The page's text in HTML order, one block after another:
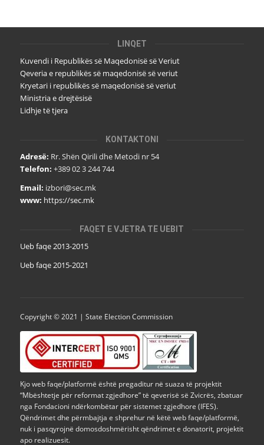
LINQET
Kuvendi i Republikës së Maqedonisë së Veriut
Qeveria e republikës së maqedonisë së veriut
Kryetari i republikës së maqedonisë së veriut
Ministria e drejtësisë
Lidhje të tjera
KONTAKTONI
Adresë: Rr. Shën Qirili dhe Metodi nr 54
Telefon: +389 02 3 244 744
Email: izbori@sec.mk
www: https://sec.mk
FAQET E VJETRA TË UEBIT
Ueb faqe 2013-2015
Ueb faqe 2015-2021
Copyright © 2021 | State Election Commission
Kjo web faqe/platformë është pregaditur në suaza të projektit
“Mbështetje për reformat zgjedhore” të qeverisë së Zvicrës, zbatuar
nga Fondacioni ndërkombëtar për sistemet zgjedhore (IFES).
Qëndrimet dhe përmbajtja e shprehur në këtë web faqe/platformë,
nuk i pasqyrojnë domosdoshmërisht qëndrimet e donatorit, projektit
apo realizuesit.